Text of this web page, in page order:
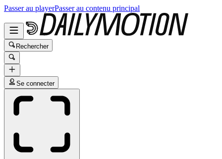
Passer au playerPasser au contenu principal
Rechercher
Se connecter